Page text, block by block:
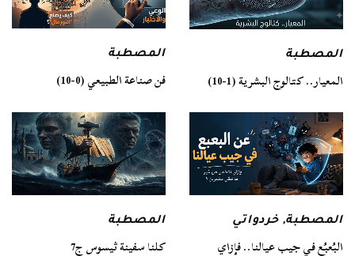
المصطبة
المعيار.. كتالوج البشرية (1-10)
المصطبة
فن صناعة الطبيعي (0-10)
المصطبة,خردواتي
البُعبُع في جيب عيالنا.. فإزاي
المصطبة
كلنا سفينة ثيسوس ج7